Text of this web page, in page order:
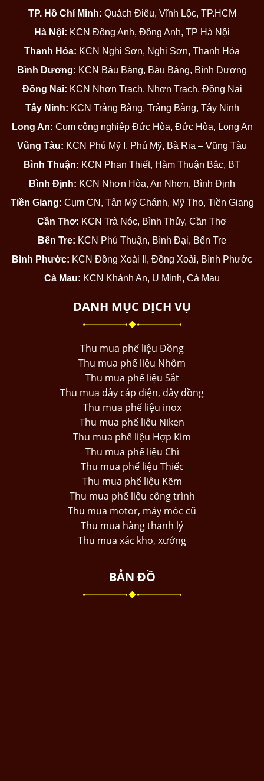
TP. Hồ Chí Minh: Quách Điêu, Vĩnh Lộc, TP.HCM
Hà Nội: KCN Đông Anh, Đông Anh, TP Hà Nội
Thanh Hóa: KCN Nghi Sơn, Nghi Sơn, Thanh Hóa
Bình Dương: KCN Bàu Bàng, Bàu Bàng, Bình Dương
Đồng Nai: KCN Nhơn Trạch, Nhơn Trạch, Đồng Nai
Tây Ninh: KCN Trảng Bàng, Trảng Bàng, Tây Ninh
Long An: Cụm công nghiệp Đức Hòa, Đức Hòa, Long An
Vũng Tàu: KCN Phú Mỹ I, Phú Mỹ, Bà Rịa – Vũng Tàu
Bình Thuận: KCN Phan Thiết, Hàm Thuận Bắc, BT
Bình Định: KCN Nhơn Hòa, An Nhơn, Bình Định
Tiền Giang: Cụm CN, Tân Mỹ Chánh, Mỹ Tho, Tiền Giang
Cần Thơ: KCN Trà Nóc, Bình Thủy, Cần Thơ
Bến Tre: KCN Phú Thuận, Bình Đại, Bến Tre
Bình Phước: KCN Đồng Xoài II, Đồng Xoài, Bình Phước
Cà Mau: KCN Khánh An, U Minh, Cà Mau
DANH MỤC DỊCH VỤ
Thu mua phế liệu Đồng
Thu mua phế liệu Nhôm
Thu mua phế liệu Sắt
Thu mua dây cáp điện, dây đồng
Thu mua phế liệu inox
Thu mua phế liệu Niken
Thu mua phế liệu Hợp Kim
Thu mua phế liệu Chì
Thu mua phế liệu Thiếc
Thu mua phế liệu Kẽm
Thu mua phế liệu công trình
Thu mua motor, máy móc cũ
Thu mua hàng thanh lý
Thu mua xác kho, xưởng
BẢN ĐỒ